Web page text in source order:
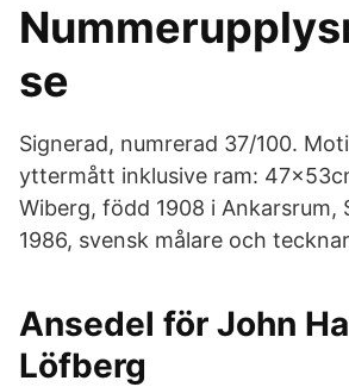
se
Signerad, numrerad 37/100.
yttermått inklusive ram:
Wiberg, född 1908 i Ankarsrum,
1986, svensk målare och
Ansedel för John
Löfberg